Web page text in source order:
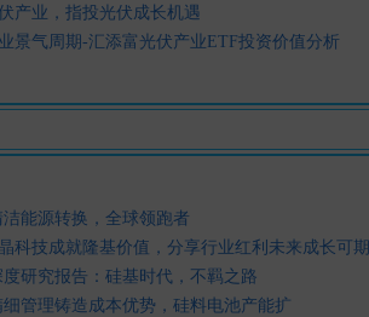
产业，指投光伏成长机遇
景气周期-汇添富光伏产业ETF投资价值分析
能源转换，全球领跑者
科技成就隆基价值，分享行业红利未来成长可期
研究报告：硅基时代，不羁之路
管理铸造成本优势，硅料电池产能扩